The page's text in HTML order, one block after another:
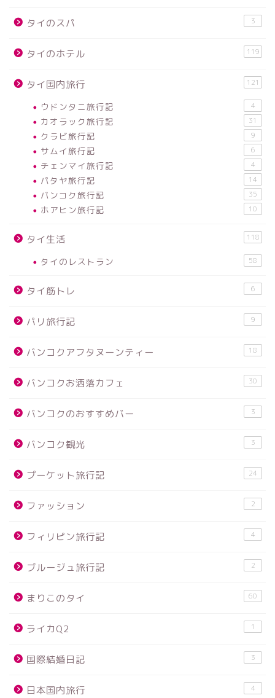
タイのスパ 3
タイのホテル 119
タイ国内旅行 121
ウドンタニ旅行記 4
カオラック旅行記 31
クラビ旅行記 9
サムイ旅行記 6
チェンマイ旅行記 4
パタヤ旅行記 14
バンコク旅行記 35
ホアヒン旅行記 10
タイ生活 118
タイのレストラン 58
タイ筋トレ 6
パリ旅行記 9
バンコクアフタヌーンティー 18
バンコクお洒落カフェ 30
バンコクのおすすめバー 3
バンコク観光 3
プーケット旅行記 24
ファッション 2
フィリピン旅行記 4
ブルージュ旅行記 2
まりこのタイ 60
ライカQ2 1
国際結婚日記 3
日本国内旅行 4